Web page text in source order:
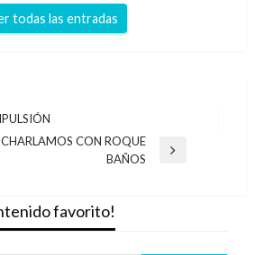
todas las entradas
CON ROQUE
BAÑOS
favorito!